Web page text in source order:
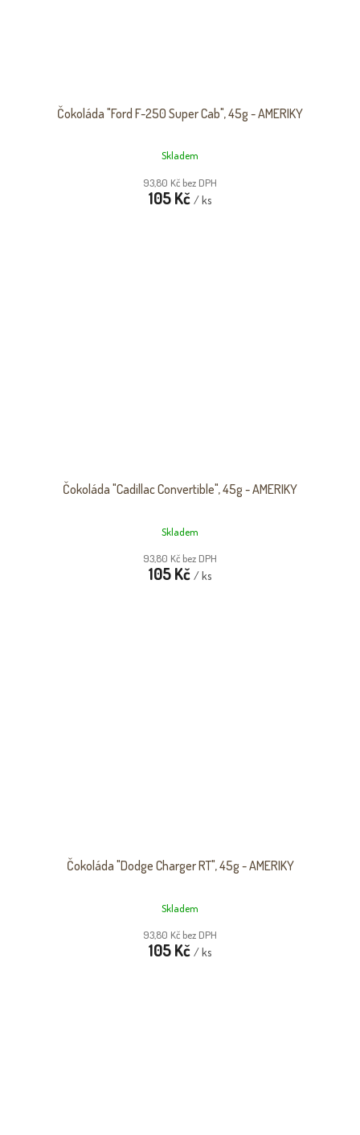
Čokoláda "Ford F-250 Super Cab", 45g - AMERIKY
Skladem
93,80 Kč bez DPH
105 Kč / ks
Čokoláda "Cadillac Convertible", 45g - AMERIKY
Skladem
93,80 Kč bez DPH
105 Kč / ks
Čokoláda "Dodge Charger RT", 45g - AMERIKY
Skladem
93,80 Kč bez DPH
105 Kč / ks